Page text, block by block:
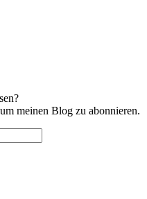
meinen Blog zu abonnieren.